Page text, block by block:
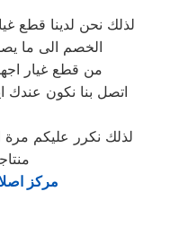
لذلك نحن لدينا قطع
الخصم الى ما يصل الى 50% من
من قطع غيار
اتصل بنا نكون
مركز